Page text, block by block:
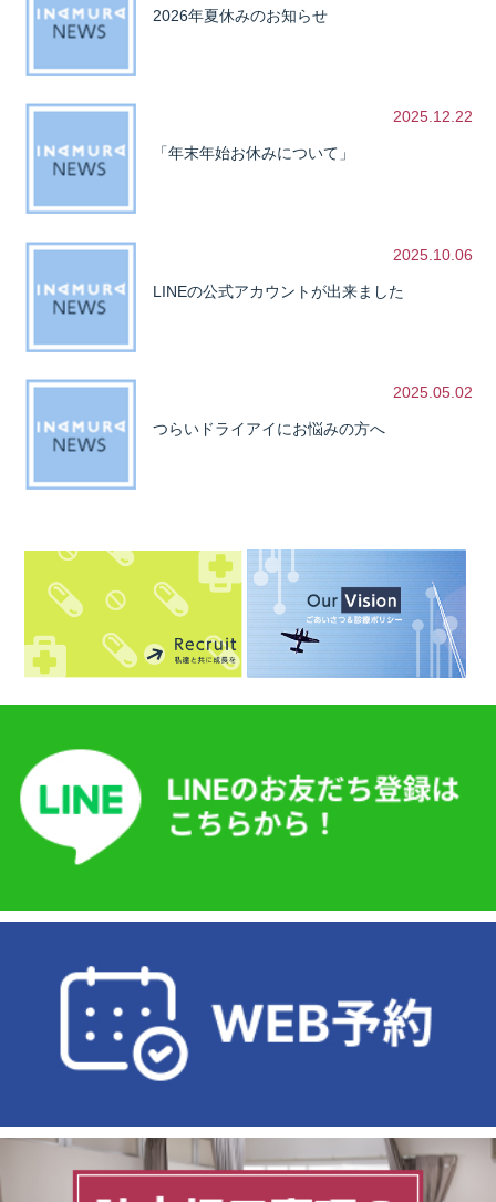
2026年夏休みのお知らせ
2025.12.22
「年末年始お休みについて」
2025.10.06
LINEの公式アカウントが出来ました
2025.05.02
つらいドライアイにお悩みの方へ